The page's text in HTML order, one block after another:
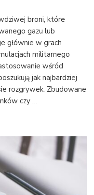
broni, które
gazu lub
głównie w grach
militarnego
wśród
jak najbardziej
rozgrywek. Zbudowane
czy …